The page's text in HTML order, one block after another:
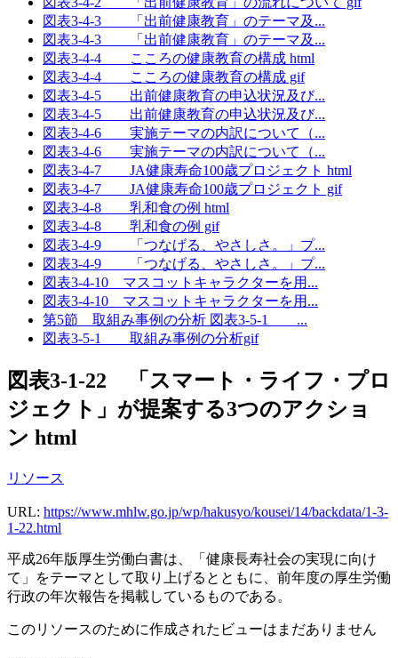
図表3-4-3 「出前健康教育」のテーマ及...
図表3-4-3 「出前健康教育」のテーマ及...
図表3-4-4 こころの健康教育の構成 html
図表3-4-4 こころの健康教育の構成 gif
図表3-4-5 出前健康教育の申込状況及び...
図表3-4-5 出前健康教育の申込状況及び...
図表3-4-6 実施テーマの内訳について（...
図表3-4-6 実施テーマの内訳について（...
図表3-4-7 JA健康寿命100歳プロジェクト html
図表3-4-7 JA健康寿命100歳プロジェクト gif
図表3-4-8 乳和食の例 html
図表3-4-8 乳和食の例 gif
図表3-4-9 「つなげる、やさしさ。」プ...
図表3-4-9 「つなげる、やさしさ。」プ...
図表3-4-10 マスコットキャラクターを用...
図表3-4-10 マスコットキャラクターを用...
第5節 取組み事例の分析 図表3-5-1 ...
図表3-5-1 取組み事例の分析gif
図表3-1-22 「スマート・ライフ・プロ
ジェクト」が提案する3つのアクショ
ン html
リソース
URL: https://www.mhlw.go.jp/wp/hakusyo/kousei/14/backdata/1-3-
1-22.html
平成26年版厚生労働白書は、「健康長寿社会の実現に向け
て」をテーマとして取り上げるとともに、前年度の厚生労働
行政の年次報告を掲載しているものである。
このリソースのために作成されたビューはまだありません